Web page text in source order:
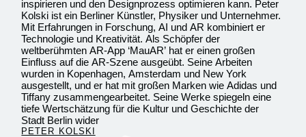
inspirieren und den Designprozess optimieren kann. Peter
Kolski ist ein Berliner Künstler, Physiker und Unternehmer.
Mit Erfahrungen in Forschung, AI und AR kombiniert er
Technologie und Kreativität. Als Schöpfer der
weltberühmten AR-App ‘MauAR’ hat er einen großen
Einfluss auf die AR-Szene ausgeübt. Seine Arbeiten
wurden in Kopenhagen, Amsterdam und New York
ausgestellt, und er hat mit großen Marken wie Adidas und
Tiffany zusammengearbeitet. Seine Werke spiegeln eine
tiefe Wertschätzung für die Kultur und Geschichte der
Stadt Berlin wider
PETER KOLSKI